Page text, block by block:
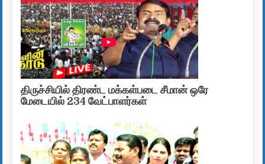
திருச்சியில் திரண்ட மக்கள்படை சீமான் ஒரே
மேடையில் 234 வேட்பாளர்கள்